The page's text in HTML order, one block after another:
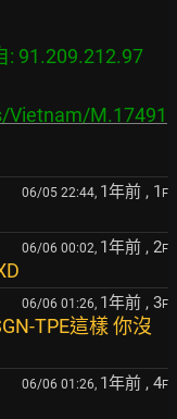
: 91.209.212.97
M.17491
06/05 22:44, 1年前 , 1 F
06/06 00:02, 1年前 , 2F
06/06 01:26, 1年前 , 3F
TPE這樣 你沒
06/06 01:26, 1年前 , 4F